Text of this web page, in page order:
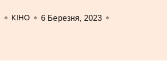
КІНО 6 Березня, 2023